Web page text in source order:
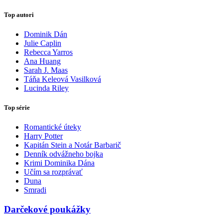
Top autori
Dominik Dán
Julie Caplin
Rebecca Yarros
Ana Huang
Sarah J. Maas
Táňa Keleová Vasilková
Lucinda Riley
Top série
Romantické úteky
Harry Potter
Kapitán Stein a Notár Barbarič
Denník odvážneho bojka
Krimi Dominika Dána
Učím sa rozprávať
Duna
Smradi
Darčekové poukážky